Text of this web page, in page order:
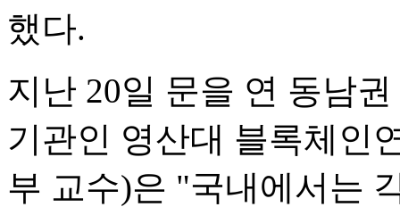
했다.
지난 20일 문을 연 동남
기관인 영산대 블록체인
부 교수)은 "국내에서는